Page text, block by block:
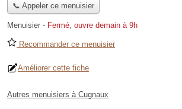
📞 Appeler ce menuisier
Menuisier - Fermé, ouvre demain à 9h
Recommander ce menuisier
Améliorer cette fiche
Autres menuisiers à Cugnaux